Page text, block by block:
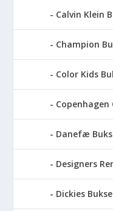
Calvin Klein
Champion
Color Kids
Copenhagen
Danefæ
Designers
Dickies